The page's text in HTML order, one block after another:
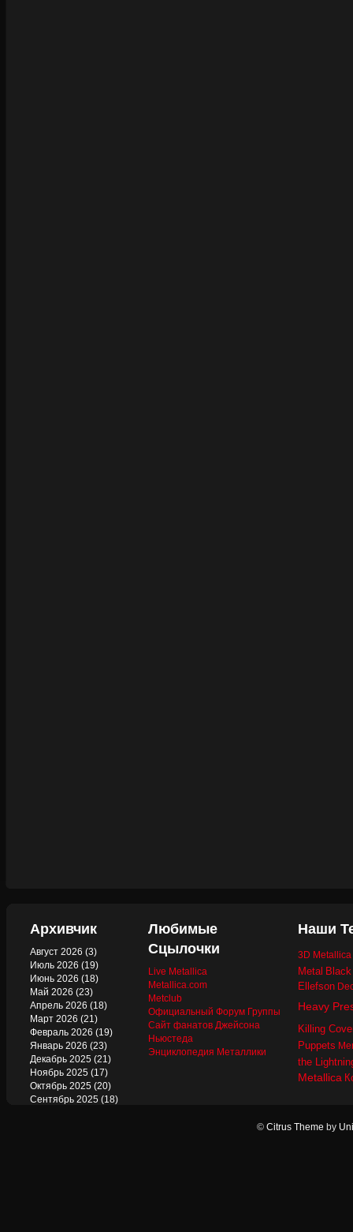
Архивчик
Август 2026 (3)
Июль 2026 (19)
Июнь 2026 (18)
Май 2026 (23)
Апрель 2026 (18)
Март 2026 (21)
Февраль 2026 (19)
Январь 2026 (23)
Декабрь 2025 (21)
Ноябрь 2025 (17)
Октябрь 2025 (20)
Сентябрь 2025 (18)
Любимые
Сцылочки
Live Metallica
Metallica.com
Metclub
Официальный Форум Группы
Сайт фанатов Джейсона
Ньюстеда
Энциклопедия Металлики
Наши
3D
Metal
Ellefson
Heavy
Killing
Puppets
the
Metallica
© Citrus Theme by